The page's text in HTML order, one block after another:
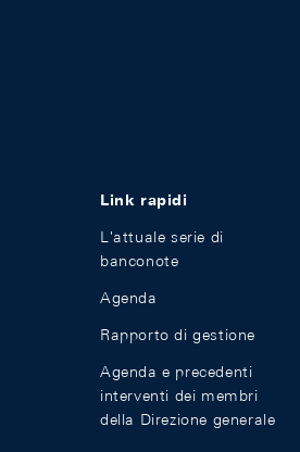
Link rapidi
L'attuale serie di
banconote
Agenda
Rapporto di gestione
Agenda e precedenti
interventi dei membri
della Direzione generale